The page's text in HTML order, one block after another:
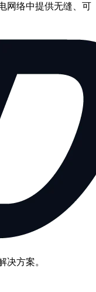
网络中提供无缝、可
决方案。